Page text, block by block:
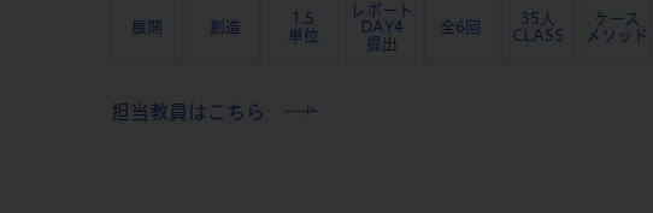
展開 創造
1.5
単位
レポート
DAY4
提出
全6回
35人
CLASS
ケース
メソッド
担当教員はこちら